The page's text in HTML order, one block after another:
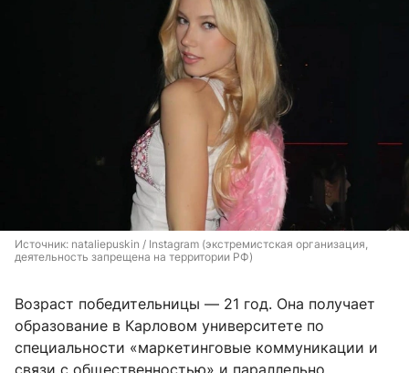
Источник: nataliepuskin / Instagram (экстремистская организация,
деятельность запрещена на территории РФ)
Возраст победительницы — 21 год. Она получает
образование в Карловом университете по
специальности «маркетинговые коммуникации и
связи с общественностью» и параллельно